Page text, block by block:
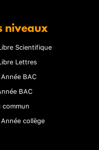
niveaux
Scientifique
Lettres
BAC
BAC
collège